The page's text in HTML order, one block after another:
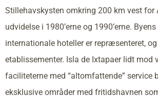
Stillehavskysten omkring 200 km vest for
udvidelse i 1980’erne og 1990’erne.
internationale hoteller er repræsenteret,
etablissementer. Isla de Ixtapaer lidt
faciliteterne med “altomfattende” service
eksklusive områder med fritidshavnen